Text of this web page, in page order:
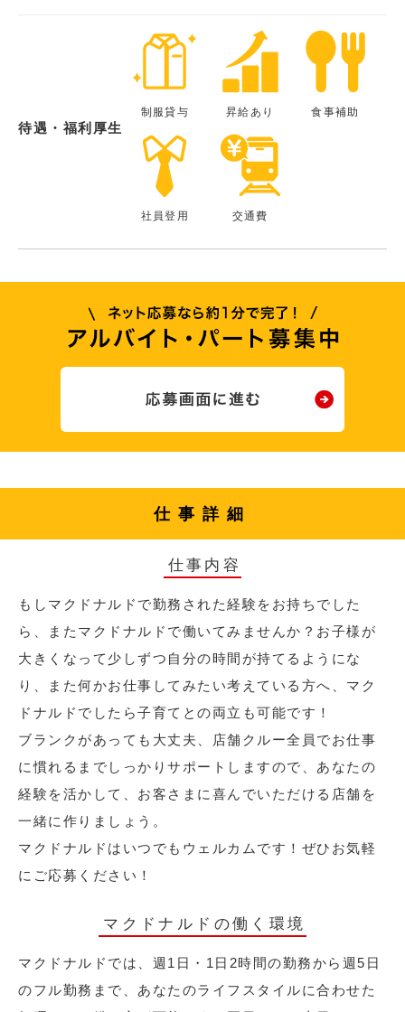
待遇・福利厚生
制服貸与 昇給あり 食事補助
社員登用 交通費
仕事詳細
仕事内容
もしマクドナルドで勤務された経験をお持ちでした
ら、またマクドナルドで働いてみませんか？お子様が
大きくなって少しずつ自分の時間が持てるようにな
り、また何かお仕事してみたい考えている方へ、マク
ドナルドでしたら子育てとの両立も可能です！
ブランクがあっても大丈夫、店舗クルー全員でお仕事
に慣れるまでしっかりサポートしますので、あなたの
経験を活かして、お客さまに喜んでいただける店舗を
一緒に作りましょう。
マクドナルドはいつでもウェルカムです！ぜひお気軽
にご応募ください！
マクドナルドの働く環境
マクドナルドでは、週1日・1日2時間の勤務から週5日
のフル勤務まで、あなたのライフスタイルに合わせた